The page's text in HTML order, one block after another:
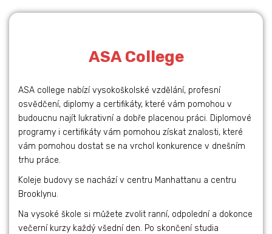
ASA College
ASA college nabízí vysokoškolské vzdělání, profesní
osvědčení, diplomy a certifikáty, které vám pomohou v
budoucnu najít lukrativní a dobře placenou práci. Diplomové
programy i certifikáty vám pomohou získat znalosti, které
vám pomohou dostat se na vrchol konkurence v dnešním
trhu práce.
Koleje budovy se nachází v centru Manhattanu a centru
Brooklynu.
Na vysoké škole si můžete zvolit ranní, odpolední a dokonce
večerní kurzy každý všední den. Po skončení studia